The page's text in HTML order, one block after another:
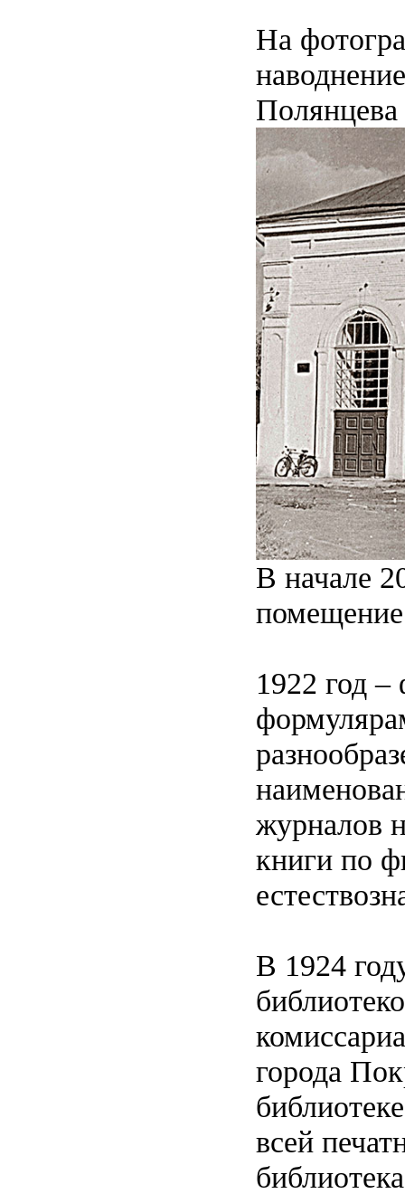
На
В начале
1922 год –
журналов
книги по
В 1924
города
всей